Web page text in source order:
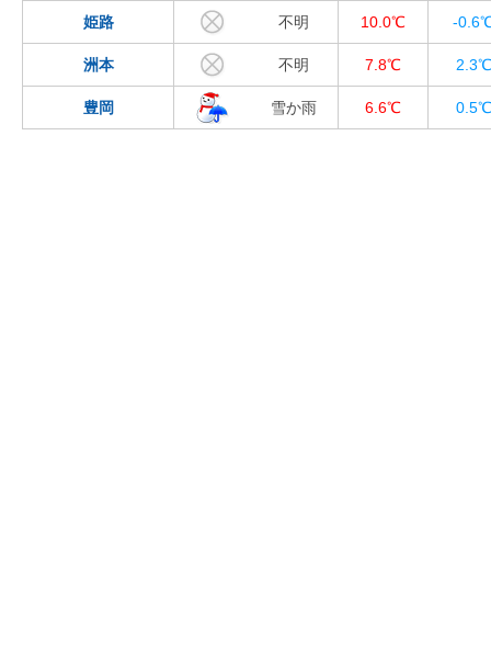
姫路 不明 10.0℃ -
洲本 不明 7.8℃ 2.3℃
豊岡 雪か雨 6.6℃ 0.5℃